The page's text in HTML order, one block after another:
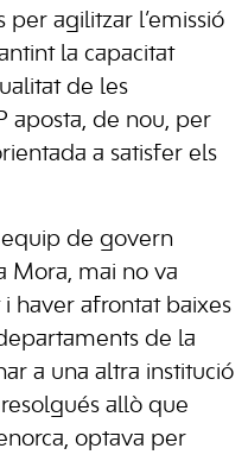
per agilitzar l’emissió
la capacitat
de les
aposta, de nou, per
a satisfer els
equip de govern
Mora, mai no va
haver afrontat baixes
de la
a una altra institució
allò que
optava per